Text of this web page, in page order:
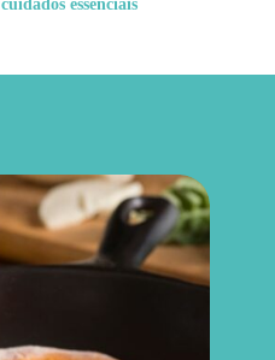
cuidados essenciais